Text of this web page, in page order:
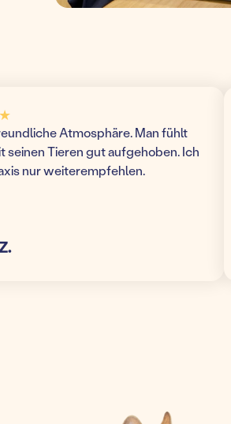
Atmosphäre. Man fühlt
Tieren gut aufgehoben. Ich
nur weiterempfehlen.